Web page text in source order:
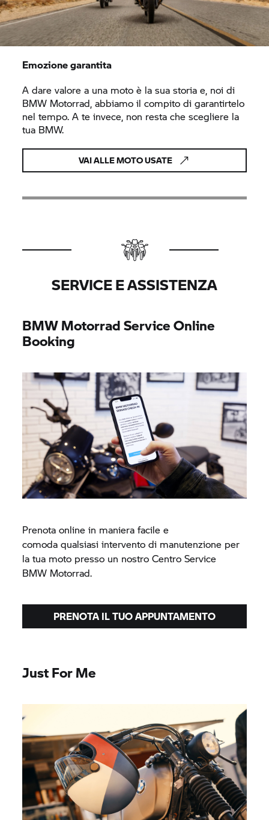
Emozione garantita
A dare valore a una moto è la sua storia e, noi di
BMW Motorrad, abbiamo il compito di garantirtelo
nel tempo. A te invece, non resta che scegliere la
tua BMW.
VAI ALLE MOTO USATE
SERVICE E ASSISTENZA
BMW MotorradService Online
Booking
Prenota online in maniera facile e
comoda qualsiasi intervento di manutenzione per
la tua moto presso un nostro Centro Service
BMW Motorrad.
PRENOTA IL TUO APPUNTAMENTO
Just For Me